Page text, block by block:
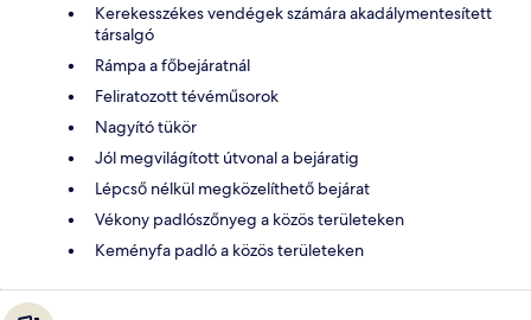
Kerekesszékes vendégek számára akadálymentesített
társalgó
Rámpa a főbejáratnál
Feliratozott tévéműsorok
Nagyító tükör
Jól megvilágított útvonal a bejáratig
Lépcső nélkül megközelíthető bejárat
Vékony padlószőnyeg a közös területeken
Keményfa padló a közös területeken